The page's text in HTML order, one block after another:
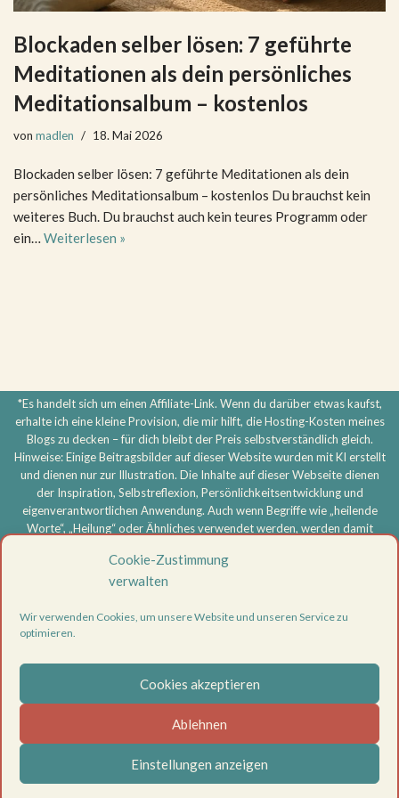
Cookie-Zustimmung
verwalten
Wir verwenden Cookies, um unsere Website und unseren Service zu
optimieren.
Cookies akzeptieren
Ablehnen
Einstellungen anzeigen
Blockaden selber lösen: 7 geführte
Meditationen als dein persönliches
Meditationsalbum – kostenlos
von madlen 18. Mai 2026
Blockaden selber lösen: 7 geführte Meditationen als dein
persönliches Meditationsalbum – kostenlos Du brauchst kein
weiteres Buch. Du brauchst auch kein teures Programm oder
ein… Weiterlesen »
*Es handelt sich um einen Affiliate-Link. Wenn du darüber etwas kaufst,
erhalte ich eine kleine Provision, die mir hilft, die Hosting-Kosten meines
Blogs zu decken – für dich bleibt der Preis selbstverständlich gleich.
Hinweise: Einige Beitragsbilder auf dieser Website wurden mit KI erstellt
und dienen nur zur Illustration. Die Inhalte auf dieser Webseite dienen
der Inspiration, Selbstreflexion, Persönlichkeitsentwicklung und
eigenverantwortlichen Anwendung. Auch wenn Begriffe wie „heilende
Worte“, „Heilung“ oder Ähnliches verwendet werden, werden damit
getroffen und keine Heilversprechen gegeben. Meine Inhalte ersetzen
keine ärztliche, psychotherapeutische oder sonstige professionelle
psychischen Beschwerden oder ernsthaften Problemen wende dich
bitte an eine entsprechend qualifizierte Fachperson. Die Nutzung aller
Datenschutzerklärung
Cookie-Richtlinie (EU)